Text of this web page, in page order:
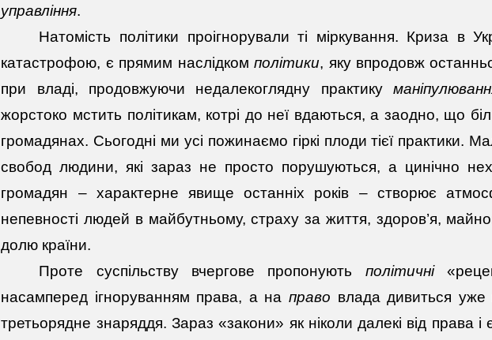
управління.
Натомість політики проігнорували ті міркування. Криза в
катастрофою, є прямим наслідкомполітики, яку впродовж
при владі, продовжуючи недалекоглядну практику
жорстоко мстить політикам, котрі до неї вдаються, а заодно, що
громадянах. Сьогодні ми усі пожинаємо гіркі плоди тієї практики.
свобод людини, які зараз не просто порушуються, а цинічно
громадян – характерне явище останніх років – створює
непевності людей в майбутньому, страху за життя, здоров’я,
долю країни.
Проте суспільству вчергове пропонують політичні
насамперед ігноруванням права, а на право влада дивиться уже
третьорядне знаряддя. Зараз «закони» як ніколи далекі від права і